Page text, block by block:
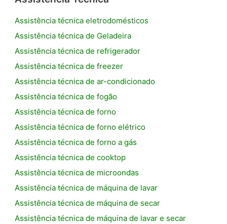
Assistência técnica eletrodomésticos
Assistência técnica de Geladeira
Assistência técnica de refrigerador
Assistência técnica de freezer
Assistência técnica de ar-condicionado
Assistência técnica de fogão
Assistência técnica de forno
Assistência técnica de forno elétrico
Assistência técnica de forno a gás
Assistência técnica de cooktop
Assistência técnica de microondas
Assistência técnica de máquina de lavar
Assistência técnica de máquina de secar
Assistência técnica de máquina de lavar e secar